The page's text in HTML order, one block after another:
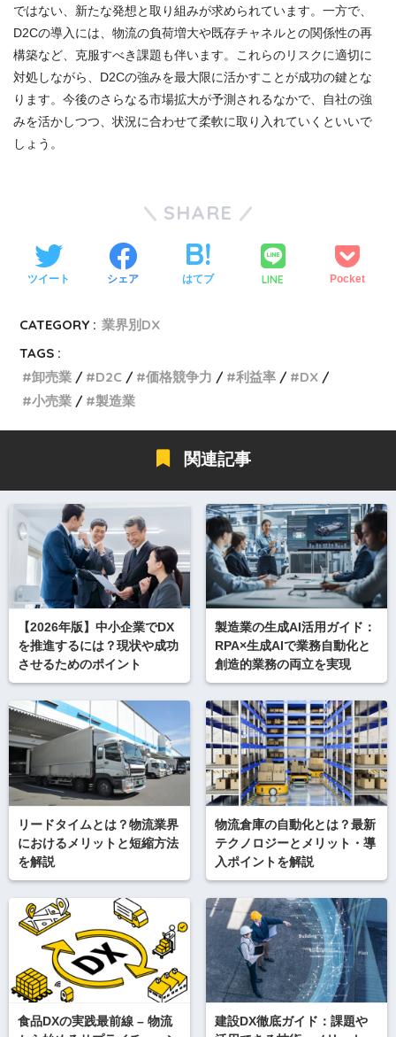
ではない、新たな発想と取り組みが求められています。一方で、
D2Cの導入には、物流の負荷増大や既存チャネルとの関係性の再
構築など、克服すべき課題も伴います。これらのリスクに適切に
対処しながら、D2Cの強みを最大限に活かすことが成功の鍵とな
ります。今後のさらなる市場拡大が予測されるなかで、自社の強
みを活かしつつ、状況に合わせて柔軟に取り入れていくといいで
しょう。
SHARE
ツイート シェア はてブ LINE Pocket
CATEGORY : 業界別DX
TAGS :
卸売業
D2C 価格競争力 利益率
DX
小売業
製造業
関連記事
【2026年版】中小企業でDX
を推進するには？現状や成功
させるためのポイント
製造業の生成AI活用ガイド：
RPA×生成AIで業務自動化と
創造的業務の両立を実現
リードタイムとは？物流業界
におけるメリットと短縮方法
を解説
物流倉庫の自動化とは？最新
テクノロジーとメリット・導
入ポイントを解説
食品DXの実践最前線 – 物流
建設DX徹底ガイド：課題や